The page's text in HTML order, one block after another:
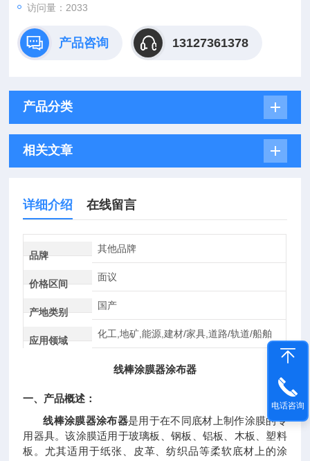
访问量：2033
产品咨询 13127361378
产品分类
相关文章
详细介绍 在线留言
品牌
其他品牌
价格区间
面议
产地类别
国产
应用领域
化工,地矿,能源,建材/家具,道路/轨道/船舶
线棒涂膜器涂布器
一、产品概述：
线棒涂膜器涂布器是用于在不同底材上制作涂膜的专
用器具。该涂膜适用于玻璃板、钢板、铝板、木板、塑料
板。尤其适用于纸张、皮革、纺织品等柔软底材上的涂
电话咨询